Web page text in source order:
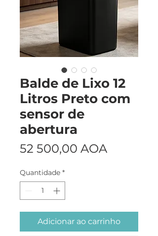
Balde de Lixo 12
Litros Preto com
sensor de
abertura
52 500,00 AOA
Quantidade *
Adicionar ao carrinho